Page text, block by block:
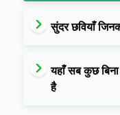
सुंदर छवियाँ
यहाँ सब कुछ
है